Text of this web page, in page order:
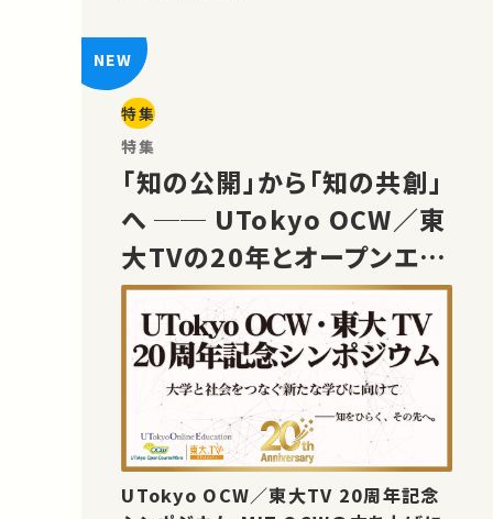
特集
特集
「知の公開」から「知の共創」
へ ── UTokyo OCW／東
大TVの20年とオープンエデ
ュケーションの未来
UTokyo OCW／東大TV 20周年記念